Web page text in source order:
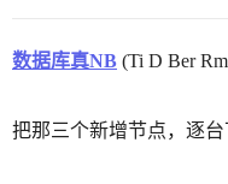
数据库真NB (Ti D Ber
把那三个新增节点，逐